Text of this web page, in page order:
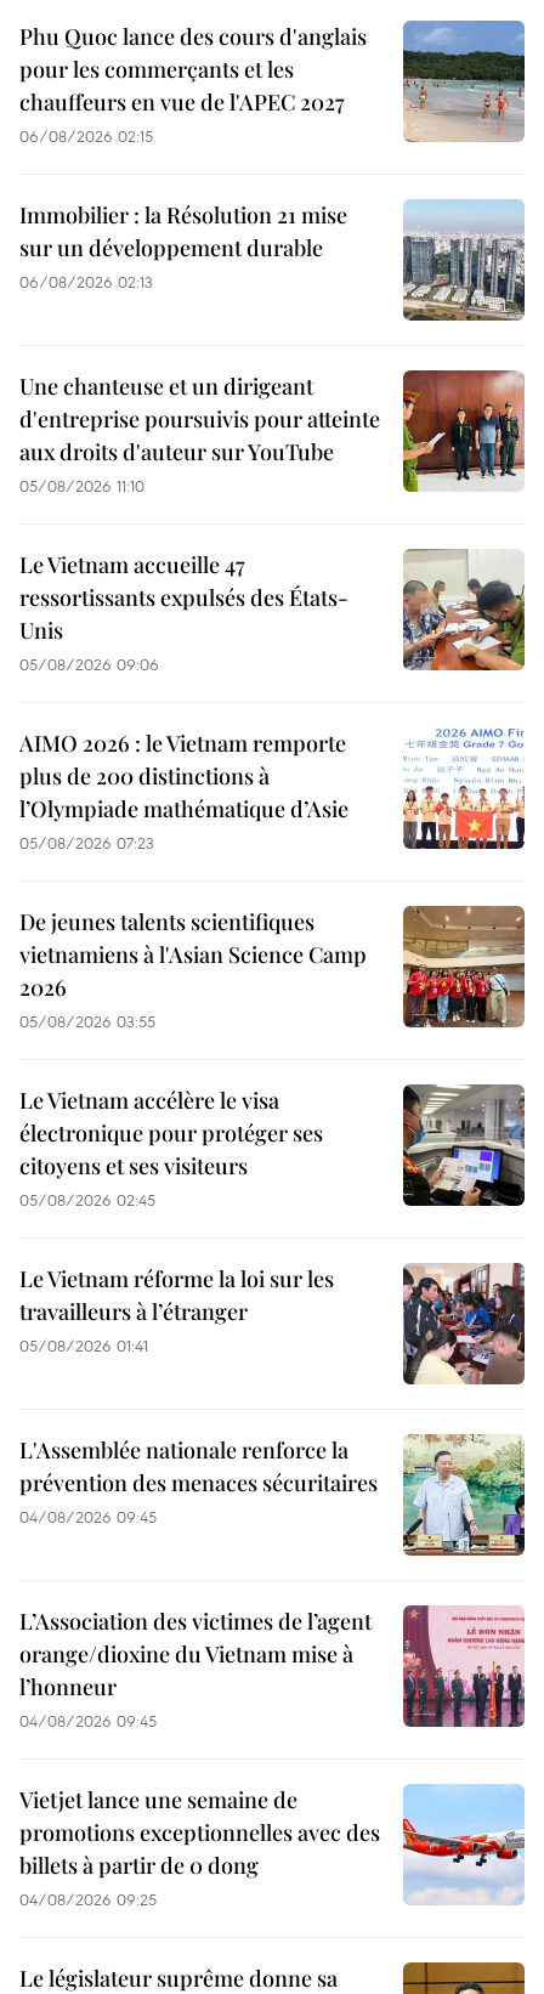
Phu Quoc lance des cours d'anglais
pour les commerçants et les
chauffeurs en vue de l'APEC 2027
06/08/2026 02:15
Immobilier : la Résolution 21 mise
sur un développement durable
06/08/2026 02:13
Une chanteuse et un dirigeant
d'entreprise poursuivis pour atteinte
aux droits d'auteur sur YouTube
05/08/2026 11:10
Le Vietnam accueille 47
ressortissants expulsés des États-
Unis
05/08/2026 09:06
AIMO 2026 : le Vietnam remporte
plus de 200 distinctions à
l’Olympiade mathématique d’Asie
05/08/2026 07:23
De jeunes talents scientifiques
vietnamiens à l'Asian Science Camp
2026
05/08/2026 03:55
Le Vietnam accélère le visa
électronique pour protéger ses
citoyens et ses visiteurs
05/08/2026 02:45
Le Vietnam réforme la loi sur les
travailleurs à l’étranger
05/08/2026 01:41
L'Assemblée nationale renforce la
prévention des menaces sécuritaires
04/08/2026 09:45
L’Association des victimes de l’agent
orange/dioxine du Vietnam mise à
l’honneur
04/08/2026 09:45
Vietjet lance une semaine de
promotions exceptionnelles avec des
billets à partir de 0 dong
04/08/2026 09:25
Le législateur suprême donne sa